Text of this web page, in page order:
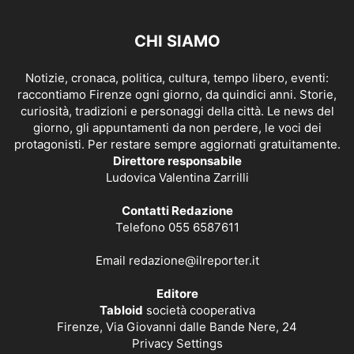
CHI SIAMO
Notizie, cronaca, politica, cultura, tempo libero, eventi:
raccontiamo Firenze ogni giorno, da quindici anni. Storie,
curiosità, tradizioni e personaggi della città. Le news del
giorno, gli appuntamenti da non perdere, le voci dei
protagonisti. Per restare sempre aggiornati gratuitamente.
Direttore responsabile
Ludovica Valentina Zarrilli
Contatti Redazione
Telefono 055 6587611
Email redazione@ilreporter.it
Editore
Tabloid società cooperativa
Firenze, Via Giovanni dalle Bande Nere, 24
Privacy Settings